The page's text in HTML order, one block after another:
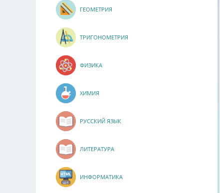
ГЕОМЕТРИЯ
ТРИГОНОМЕТРИЯ
ФИЗИКА
ХИМИЯ
РУССКИЙ ЯЗЫК
ЛИТЕРАТУРА
ИНФОРМАТИКА